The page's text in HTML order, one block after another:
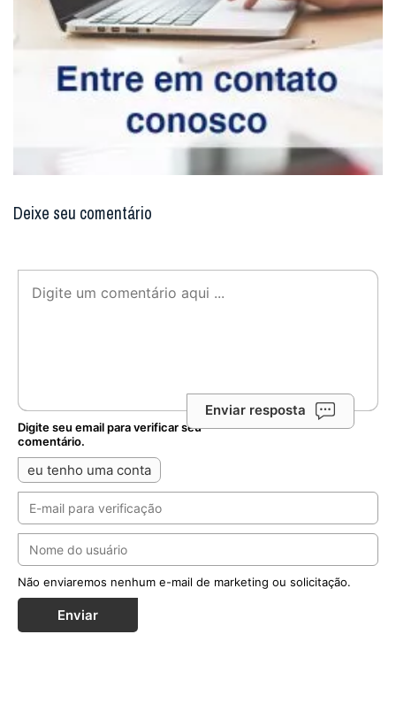
Deixe seu comentário
Enviar resposta
Digite seu email para verificar seu
comentário.
eu tenho uma conta
Não enviaremos nenhum e-mail de marketing ou solicitação.
Enviar